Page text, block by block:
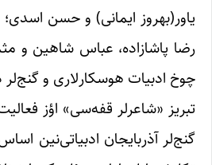
یاور(بهروز ایمانی) و حسن
رضا پاشازاده، عباس شاهین و
چوخ ادبیات هوسکارلاری و گنج‌لر
تبریز «شاعرلر قفه‌سی» اؤز
گنج‌لر آذربایجان ادبیاتی‌نین